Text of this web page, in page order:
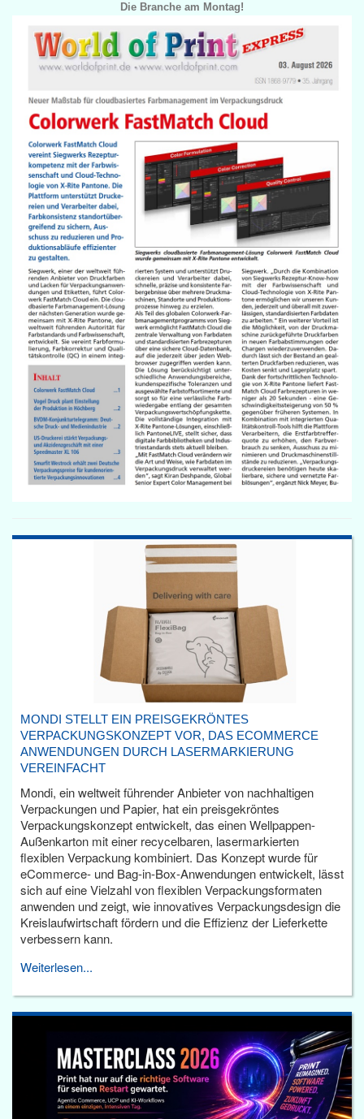
Die Branche am Montag!
MONDI STELLT EIN PREISGEKRÖNTES
VERPACKUNGSKONZEPT VOR, DAS ECOMMERCE
ANWENDUNGEN DURCH LASERMARKIERUNG
VEREINFACHT
Mondi, ein weltweit führender Anbieter von nachhaltigen
Verpackungen und Papier, hat ein preisgekröntes
Verpackungskonzept entwickelt, das einen Wellpappen-
Außenkarton mit einer recycelbaren, lasermarkierten
flexiblen Verpackung kombiniert. Das Konzept wurde für
eCommerce- und Bag-in-Box-Anwendungen entwickelt, lässt
sich auf eine Vielzahl von flexiblen Verpackungsformaten
anwenden und zeigt, wie innovatives Verpackungsdesign die
Kreislaufwirtschaft fördern und die Effizienz der Lieferkette
verbessern kann.
Weiterlesen...